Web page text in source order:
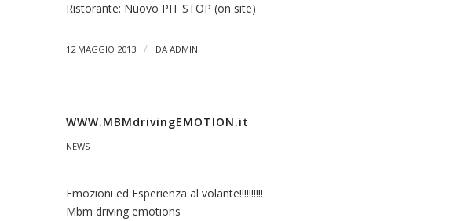
Ristorante: Nuovo PIT STOP (on site)
12 MAGGIO 2013 / DA ADMIN
WWW.MBMdrivingEMOTION.it
NEWS
Emozioni ed Esperienza al volante!!!!!!!!!!
Mbm driving emotions